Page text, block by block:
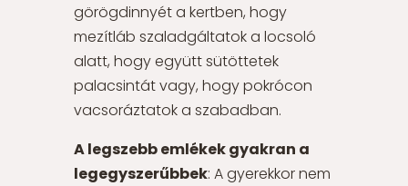
görögdinnyét a kertben, hogy
mezítláb szaladgáltatok a locsoló
alatt, hogy együtt sütöttetek
palacsintát vagy, hogy pokrócon
vacsoráztatok a szabadban.
A legszebb emlékek gyakran a
legegyszerűbbek: A gyerekkor nem